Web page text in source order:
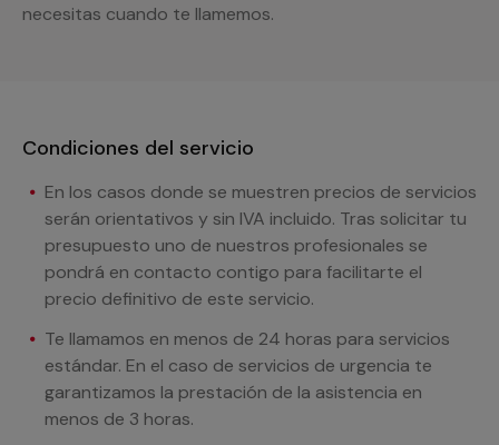
necesitas cuando te llamemos.
Condiciones del servicio
En los casos donde se muestren precios de servicios
serán orientativos y sin IVA incluido. Tras solicitar tu
presupuesto uno de nuestros profesionales se
pondrá en contacto contigo para facilitarte el
precio definitivo de este servicio.
Te llamamos en menos de 24 horas para servicios
estándar. En el caso de servicios de urgencia te
garantizamos la prestación de la asistencia en
menos de 3 horas.